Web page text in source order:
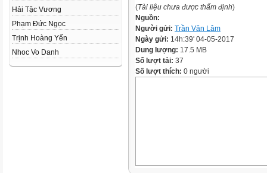
Hải Tặc Vương
Phạm Đức Ngọc
Trịnh Hoàng Yến
Nhoc Vo Danh
(Tài liệu chưa được thẩm định)
Nguồn:
Người gửi: Trần Văn Lâm
Ngày gửi: 14h:39' 04-05-2017
Dung lượng: 17.5 MB
Số lượt tải: 37
Số lượt thích: 0 người